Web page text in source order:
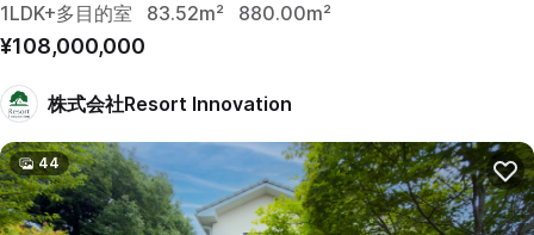
1LDK+多目的室
83.52m² 880.00m²
¥108,000,000
株式会社Resort Innovation
44